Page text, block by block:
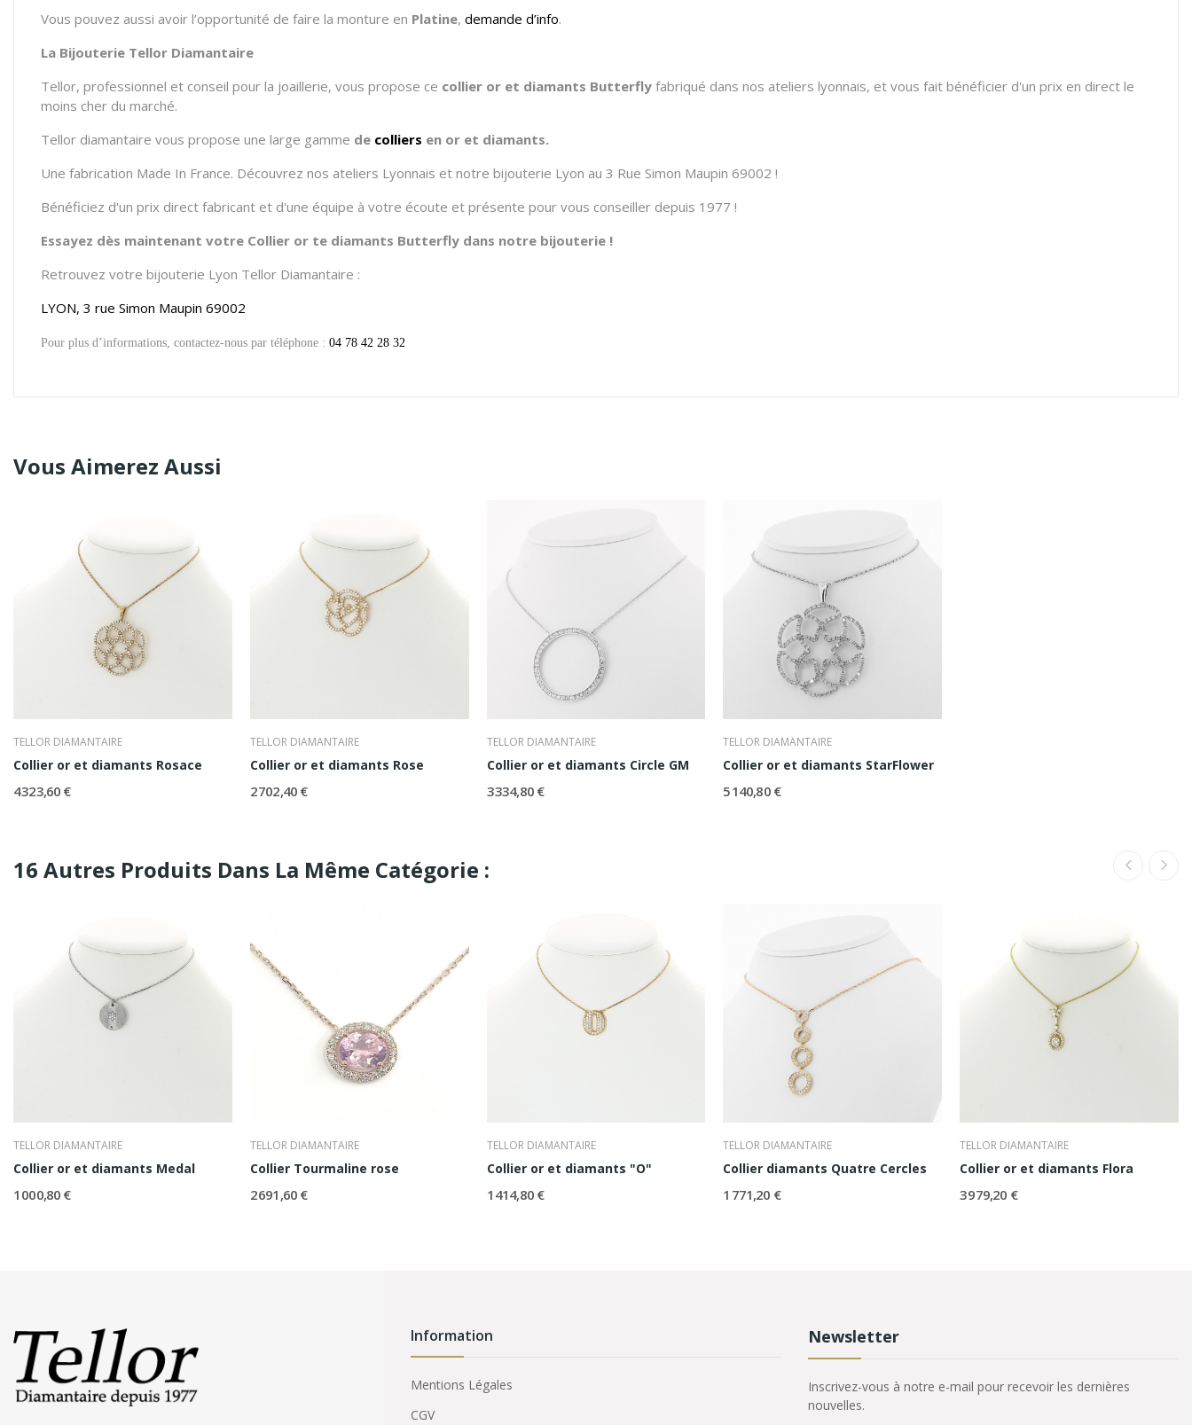
Vous pouvez aussi avoir l’opportunité de faire la monture en Platine, demande d’info.
La Bijouterie Tellor Diamantaire
Tellor, professionnel et conseil pour la joaillerie, vous propose ce collier or et diamants Butterfly fabriqué dans nos ateliers lyonnais, et vous fait bénéficier d'un prix en direct le
moins cher du marché.
Tellor diamantaire vous propose une large gamme de colliers en or et diamants.
Une fabrication Made In France. Découvrez nos ateliers Lyonnais et notre bijouterie Lyon au 3 Rue Simon Maupin 69002 !
Bénéficiez d'un prix direct fabricant et d'une équipe à votre écoute et présente pour vous conseiller depuis 1977 !
Essayez dès maintenant votre Collier or te diamants Butterfly dans notre bijouterie !
Retrouvez votre bijouterie Lyon Tellor Diamantaire :
LYON, 3 rue Simon Maupin 69002
Pour plus d’informations, contactez-nous par téléphone : 04 78 42 28 32
Vous Aimerez Aussi
TELLOR DIAMANTAIRE
Collier or et diamants Rosace
4 323,60 €
TELLOR DIAMANTAIRE
Collier or et diamants Rose
2 702,40 €
TELLOR DIAMANTAIRE
Collier or et diamants Circle GM
3 334,80 €
TELLOR DIAMANTAIRE
Collier or et diamants StarFlower
5 140,80 €
16 Autres Produits Dans La Même Catégorie :
TELLOR DIAMANTAIRE
Collier or et diamants Medal
1 000,80 €
TELLOR DIAMANTAIRE
Collier Tourmaline rose
2 691,60 €
TELLOR DIAMANTAIRE
Collier or et diamants "O"
1 414,80 €
TELLOR DIAMANTAIRE
Collier diamants Quatre Cercles
1 771,20 €
TELLOR DIAMANTAIRE
Collier or et diamants Flora
3 979,20 €
Information
Mentions Légales
CGV
Newsletter
Inscrivez-vous à notre e-mail pour recevoir les dernières
nouvelles.